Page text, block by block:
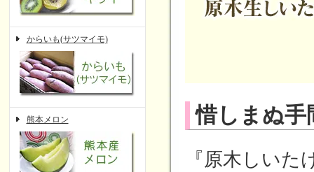
からいも(サツマイモ)
熊本メロン 惜しまぬ手
『原木しい